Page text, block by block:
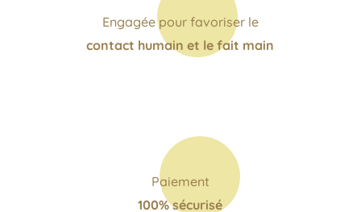
Engagée pour favoriser le
contact humain et le fait main
Paiement
100% sécurisé